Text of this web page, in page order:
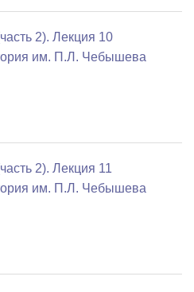
2). Лекция 10
им. П.Л. Чебышева
2). Лекция 11
им. П.Л. Чебышева